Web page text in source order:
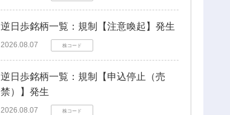
逆日歩銘柄一覧：規制【注意喚起】発生
2026.08.07 株コード
逆日歩銘柄一覧：規制【申込停止（売
禁）】発生
2026.08.07 株コード